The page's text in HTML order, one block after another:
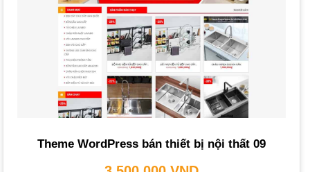
mang đậm dấu ấn riêng.
Thiết kế website chuẩn SEO:Tập trung tối ưu hóa để
thân thiện với công cụ tìm kiếm, giúp website đạt thứ hạng
cao và thu hút truy cập tự nhiên.
Thiết kế website giá rẻ:Các gói chi phí thấp, thường dựa
trên mẫu có sẵn, phù hợp với doanh nghiệp nhỏ hoặc
startup có ngân sách hạn chế. Các gói chuyên nghiệp
Theme WordPress bán thiết bị nội thất 09